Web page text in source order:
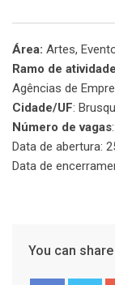
Área: Artes,
Ramo de
Agências de
Cidade/UF:
Número de vagas
Data de abertura:
Data de
You can